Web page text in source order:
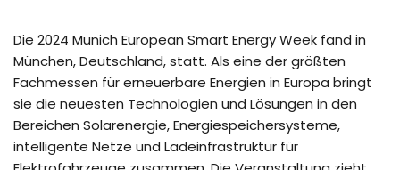
Die 2024 Munich European Smart Energy Week fand in
München, Deutschland, statt. Als eine der größten
Fachmessen für erneuerbare Energien in Europa bringt
sie die neuesten Technologien und Lösungen in den
Bereichen Solarenergie, Energiespeichersysteme,
intelligente Netze und Ladeinfrastruktur für